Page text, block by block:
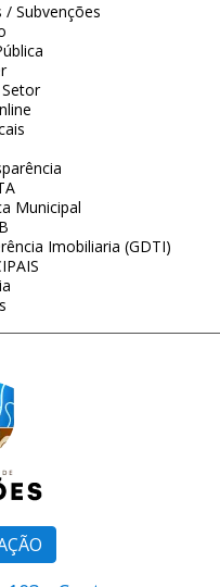
/ Subvenções
Municipal
Imobiliaria (GDTI)